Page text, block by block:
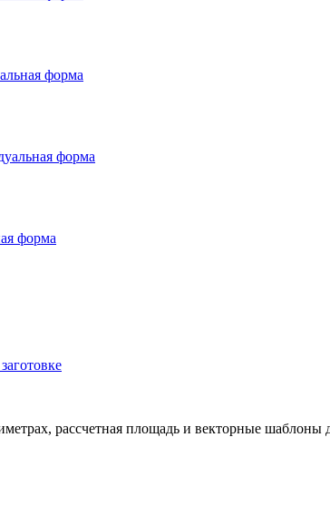
рассчетная площадь и векторные шаблоны